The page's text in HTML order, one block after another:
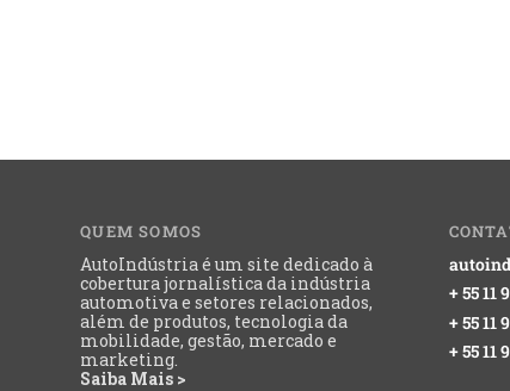
QUEM SOMOS
AutoIndústria é um site dedicado à
cobertura jornalística da indústria
automotiva e setores relacionados,
além de produtos, tecnologia da
mobilidade, gestão, mercado e
marketing.
Saiba Mais >
+ 55 11
+ 55 11
+ 55 11